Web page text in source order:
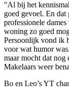
"Al bij het
goed gevoel. En
professionele
woning zo goed
Persoonlijk vond ik
voor wat humor
maar mocht dat
Makelaars weer
Bo en Leo’s YT